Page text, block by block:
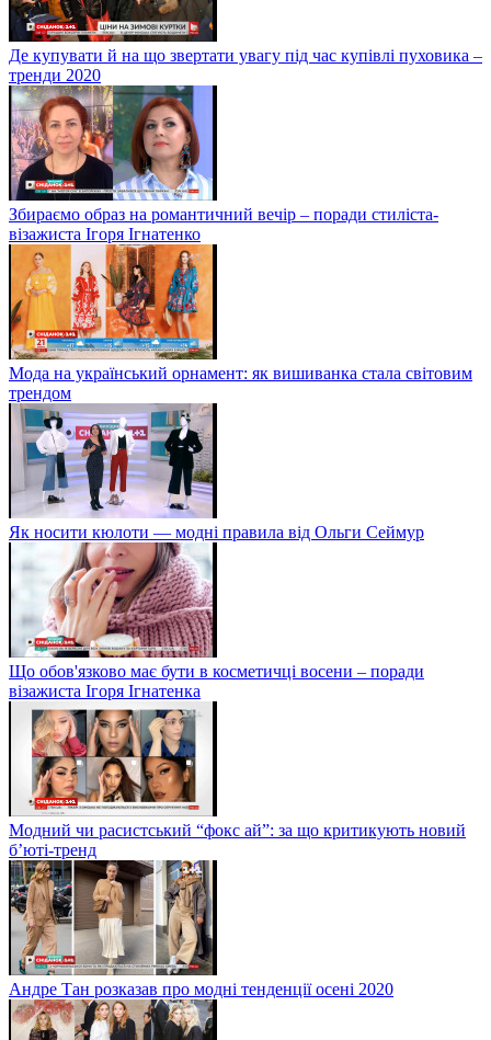
Де купувати й на що звертати увагу під час купівлі пуховика –
тренди 2020
Збираємо образ на романтичний вечір – поради стиліста-
візажиста Ігоря Ігнатенко
Мода на український орнамент: як вишиванка стала світовим
трендом
Як носити кюлоти — модні правила від Ольги Сеймур
Що обов'язково має бути в косметичці восени – поради
візажиста Ігоря Ігнатенка
Модний чи расистський “фокс ай”: за що критикують новий
б’юті-тренд
Андре Тан розказав про модні тенденції осені 2020